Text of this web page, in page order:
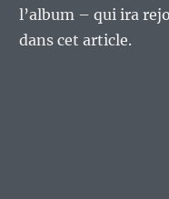
l’album – qui ira
dans cet article.